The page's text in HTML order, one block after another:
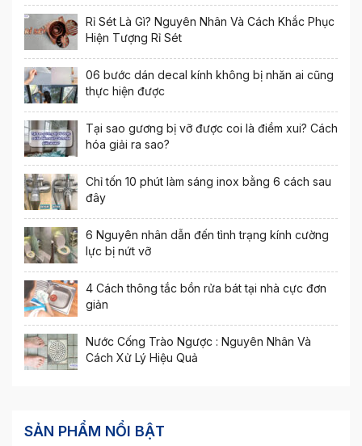
Rỉ Sét Là Gì? Nguyên Nhân Và Cách Khắc Phục
Hiện Tượng Rỉ Sét
06 bước dán decal kính không bị nhăn ai cũng
thực hiện được
Tại sao gương bị vỡ được coi là điềm xui? Cách
hóa giải ra sao?
Chỉ tốn 10 phút làm sáng inox bằng 6 cách sau
đây
6 Nguyên nhân dẫn đến tình trạng kính cường
lực bị nứt vỡ
4 Cách thông tắc bồn rửa bát tại nhà cực đơn
giản
Nước Cống Trào Ngược : Nguyên Nhân Và
Cách Xử Lý Hiệu Quả
SẢN PHẨM NỔI BẬT